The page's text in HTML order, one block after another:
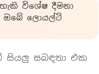
විශේෂ දීමනා
ඔබේ ලොයල්ටි
සබඳතා එක